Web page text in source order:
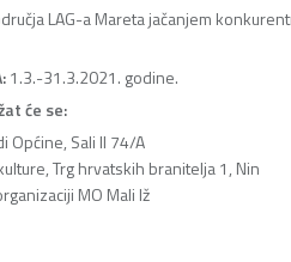
LAG-a Mareta jačanjem
1.3.-31.3.2021. godine.
će se:
Općine, Sali II 74/A
Trg hrvatskih branitelja 1, Nin
MO Mali Iž